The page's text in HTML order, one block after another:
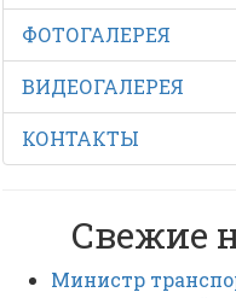
ФОТОГАЛЕРЕЯ
ВИДЕОГАЛЕРЕЯ
КОНТАКТЫ
Свежие
Министр